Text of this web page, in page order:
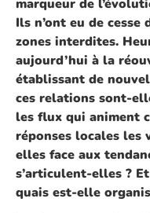
marqueur de
Ils n’ont eu de cesse
zones interdites.
aujourd’hui à la
établissant de
ces relations sont-
les flux qui animent
réponses locales
elles face aux
s’articulent-elles ?
quais est-elle